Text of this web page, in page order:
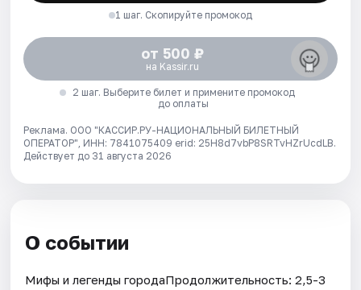
1 шаг. Скопируйте промокод
от 500 ₽
на Kassir.ru
2 шаг. Выберите билет и примените промокод
до оплаты
Реклама. ООО "КАССИР.РУ-НАЦИОНАЛЬНЫЙ БИЛЕТНЫЙ
ОПЕРАТОР", ИНН: 7841075409 erid: 25H8d7vbP8SRTvHZrUcdLB.
Действует до 31 августа 2026
О событии
Мифы и легенды городаПродолжительность: 2,5-3